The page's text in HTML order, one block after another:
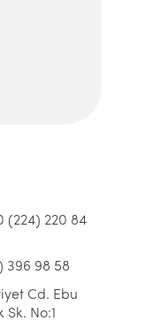
(224) 220 84
396 98 58
Cd. Ebu
Sk. No:1